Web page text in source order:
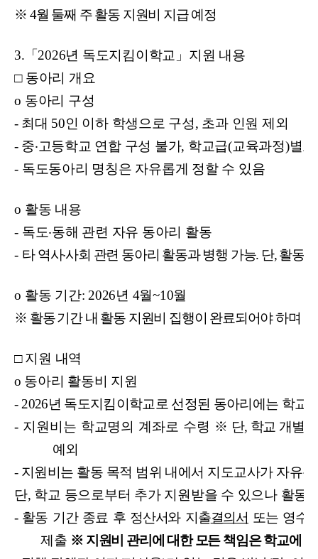
※ 4월 둘째 주 활동 지원비 지급 예정
3. 「 2026년 독도지킴이학교 」 지원 내용
□ 동아리 개요
o 동아리 구성
- 최대 50인 이하 학생으로 구성, 초과 인원 제외
- 중‧고등학교 연합 구성 불가, 학교급(교육과정)별
- 독도동아리 명칭은 자유롭게 정할 수 있음
o 활동 내용
- 독도‧동해 관련 자유 동아리 활동
- 타 역사‧사회 관련 동아리 활동과 병행 가능. 단, 활동
o 활동 기간: 2026년 4월~10월
※ 활동기간 내 활동 지원비 집행이 완료되어야 하며
□지원 내역
o 동아리 활동비 지원
- 2026년 독도지킴이학교로 선정된 동아리에는 학교
- 지원비는 학교명의 계좌로 수령 ※ 단, 학교 개별
예외
- 지원비는 활동 목적 범위 내에서 지도교사가 자유
단, 학교 등으로부터 추가 지원받을 수 있으나 활동
- 활동 기간 종료 후 정산서와 지출결의서 또는 영수
제출 ※ 지원비 관리에 대한 모든 책임은 학교에